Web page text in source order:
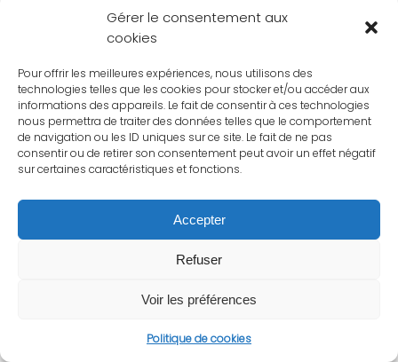
Gérer le consentement aux
cookies
Pour offrir les meilleures expériences, nous utilisons des
technologies telles que les cookies pour stocker et/ou accéder aux
informations des appareils. Le fait de consentir à ces technologies
nous permettra de traiter des données telles que le comportement
de navigation ou les ID uniques sur ce site. Le fait de ne pas
consentir ou de retirer son consentement peut avoir un effet négatif
sur certaines caractéristiques et fonctions.
Accepter
Refuser
Voir les préférences
Politique de cookies